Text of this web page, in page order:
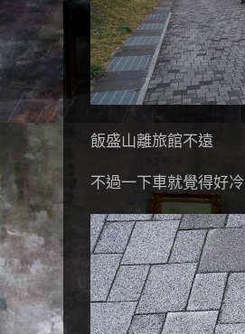
飯盛山離旅館不遠
不過一下車就覺得好冷